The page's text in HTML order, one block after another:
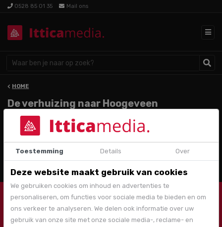
0528 85 01 35 Mail ons
HOME
De verhuizing naar Hoogeveen
0528 85 01 35
r.boer@ittica.nl
Toestemming Details Over
Deze website maakt gebruik van cookies
We gebruiken cookies om inhoud en advertenties te
personaliseren, om functies voor sociale media te bieden en om
ons verkeer te analyseren. We delen ook informatie over uw
gebruik van onze site met onze sociale media-, reclame- en